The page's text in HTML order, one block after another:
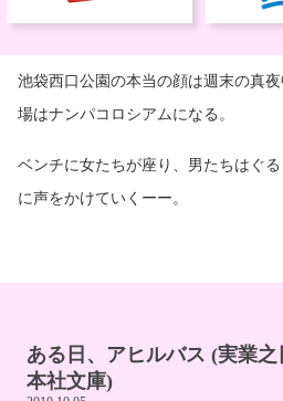
池袋西口公園の本当の顔は週末の真
場はナンパコロシアムになる。
ベンチに女たちが座り、男たちはぐ
に声をかけていくーー。